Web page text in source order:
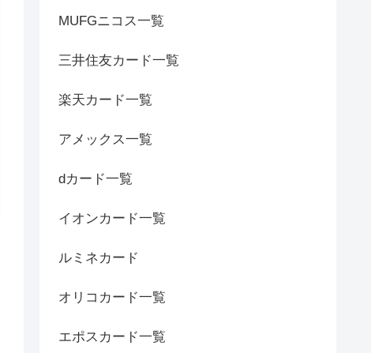
MUFGニコス一覧
三井住友カード一覧
楽天カード一覧
アメックス一覧
dカード一覧
イオンカード一覧
ルミネカード
オリコカード一覧
エポスカード一覧